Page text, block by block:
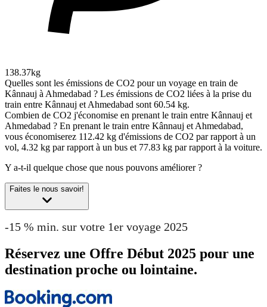
138.37kg
Quelles sont les émissions de CO2 pour un voyage en train de
Kânnauj à Ahmedabad ? Les émissions de CO2 liées à la prise du
train entre Kânnauj et Ahmedabad sont 60.54 kg.
Combien de CO2 j'économise en prenant le train entre Kânnauj et
Ahmedabad ? En prenant le train entre Kânnauj et Ahmedabad,
vous économiserez 112.42 kg d'émissions de CO2 par rapport à un
vol, 4.32 kg par rapport à un bus et 77.83 kg par rapport à la voiture.
Y a-t-il quelque chose que nous pouvons améliorer ?
Faites le nous savoir!
-15 % min. sur votre 1er voyage 2025
Réservez une Offre Début 2025 pour une
destination proche ou lointaine.